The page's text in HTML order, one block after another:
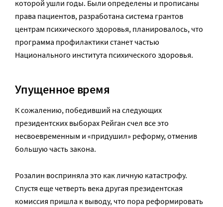
которой ушли годы. Были определены и прописаны
права пациентов, разработана система грантов
центрам психического здоровья, планировалось, что
программа профилактики станет частью
Национального института психического здоровья.
Упущенное время
К сожалению, победивший на следующих
президентских выборах Рейган счел все это
несвоевременным и «придушил» реформу, отменив
большую часть закона.
Розалин восприняла это как личную катастрофу.
Спустя еще четверть века другая президентская
комиссия пришла к выводу, что пора реформировать